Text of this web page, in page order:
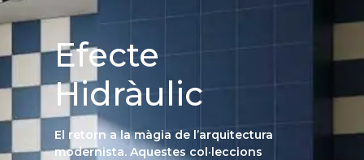
Efecte
Hidràulic
El retorn a la màgia de l’arquitectura
modernista. Aquestes col·leccions